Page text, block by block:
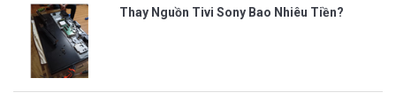
Thay Nguồn Tivi Sony Bao Nhiêu Tiền?